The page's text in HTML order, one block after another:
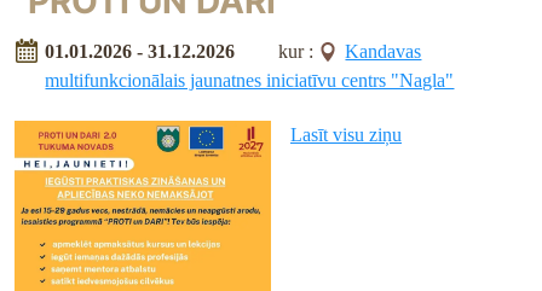
01.01.2026 - 31.12.2026 kur :
Kandavas
multifunkcionālais jaunatnes iniciatīvu centrs "Nagla"
Lasīt visu ziņu